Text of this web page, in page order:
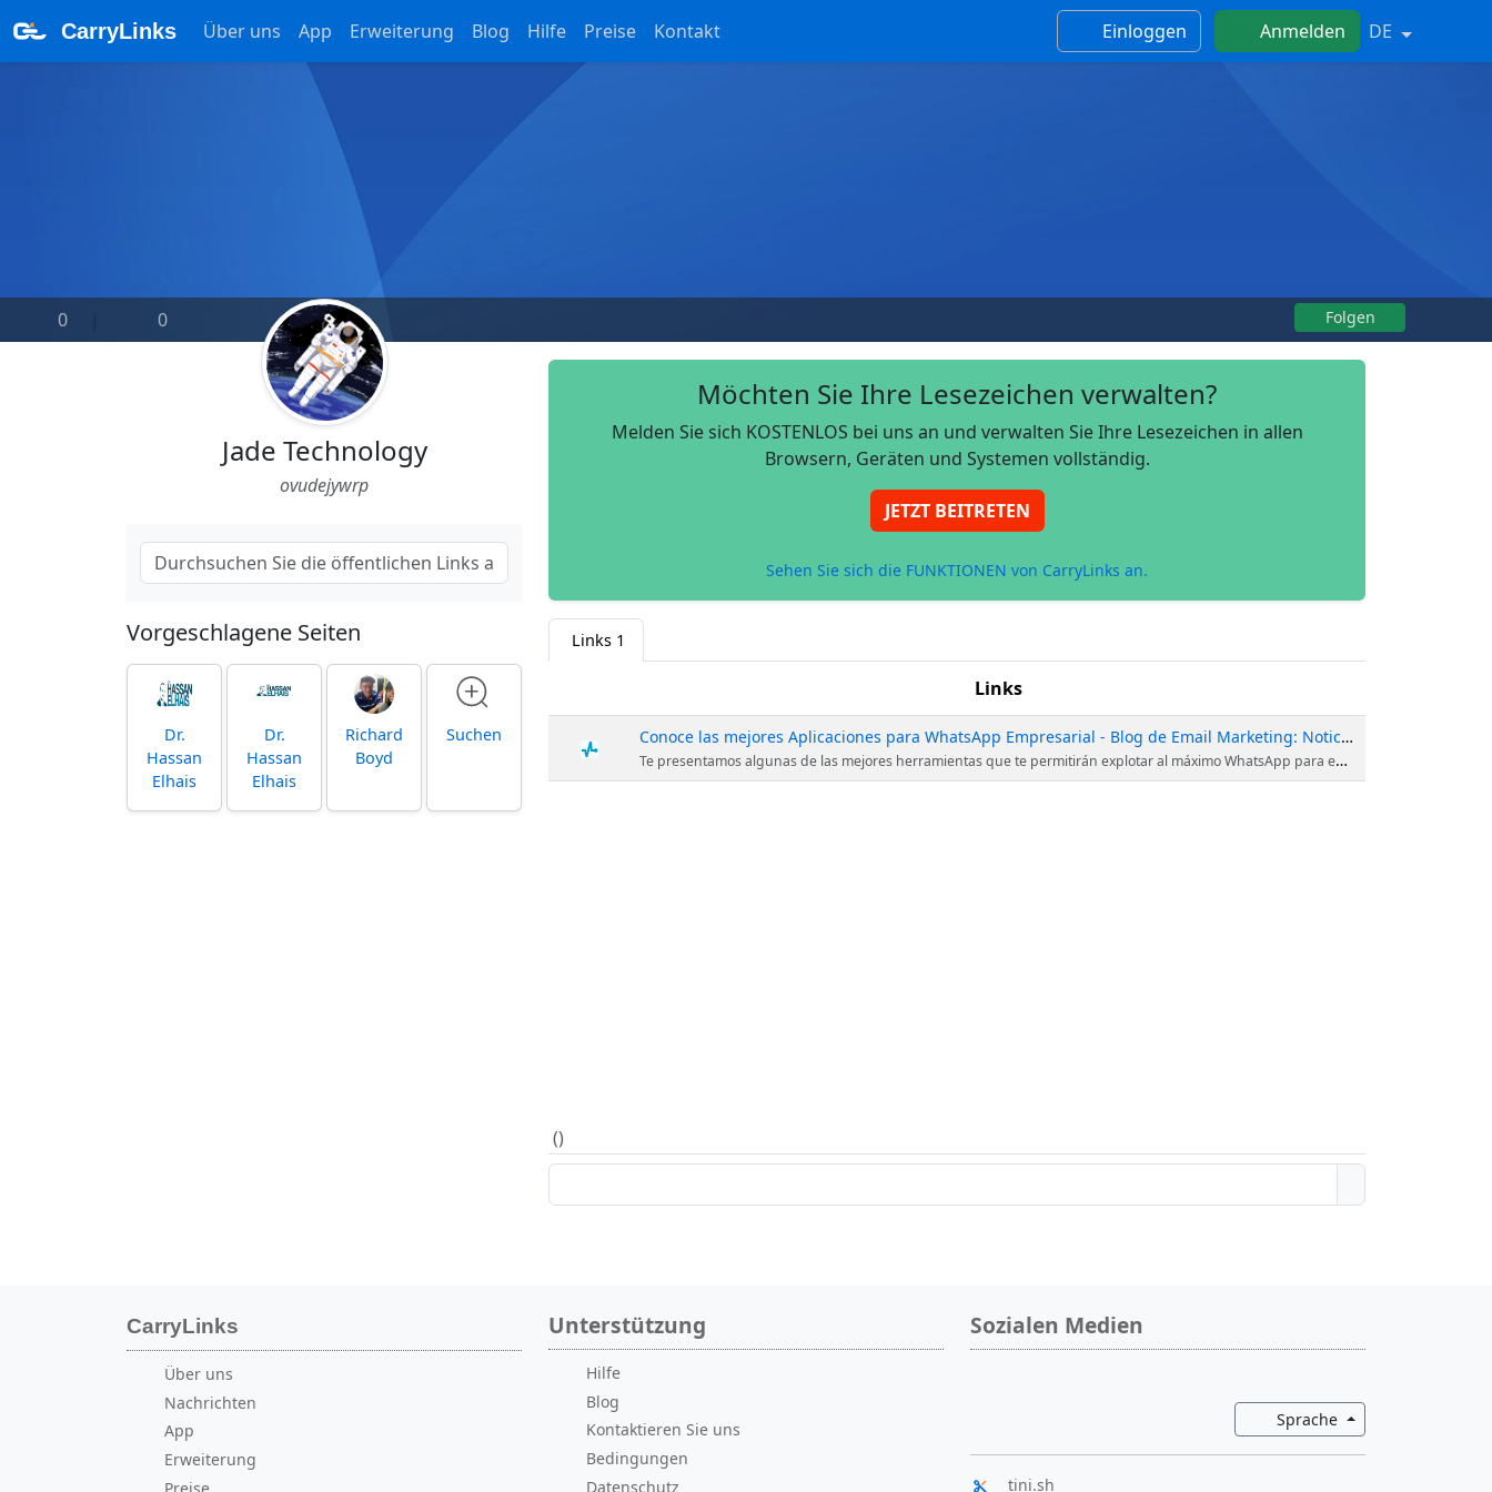
CarryLinks Über uns App Erweiterung Blog Hilfe Preise Kontakt Einloggen Anmelden DE
0 | 0 Folgen
Jade Technology
ovudejywrp
Vorgeschlagene Seiten
Dr.
Hassan
Elhais
Dr.
Hassan
Elhais
Richard
Boyd
Suchen
Möchten Sie Ihre Lesezeichen verwalten?
Melden Sie sich KOSTENLOS bei uns an und verwalten Sie Ihre Lesezeichen in allen
Browsern, Geräten und Systemen vollständig.
JETZT BEITRETEN
Sehen Sie sich die FUNKTIONEN von CarryLinks an.
Links 1
Links
Conoce las mejores Aplicaciones para WhatsApp Empresarial - Blog de Email Marketing: Noticias, Ideas, Casos
Te presentamos algunas de las mejores herramientas que te permitirán explotar al máximo WhatsApp para empresas y llevarán tu negocio al siguiente nivel.
()
CarryLinks
Über uns
Nachrichten
App
Erweiterung
Unterstützung
Hilfe
Blog
Kontaktieren Sie uns
Bedingungen
Datenschutz
Sozialen Medien
Sprache Dropdown
tini.sh